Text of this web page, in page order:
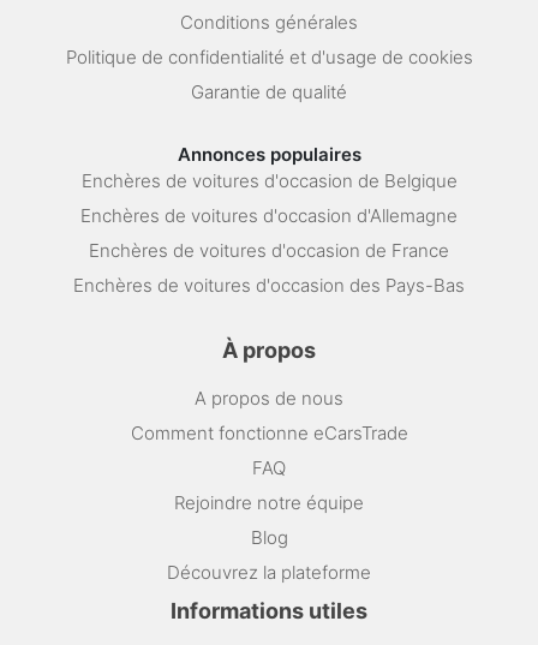
Conditions générales
Politique de confidentialité et d'usage de cookies
Garantie de qualité
Annonces populaires
Enchères de voitures d'occasion de Belgique
Enchères de voitures d'occasion d'Allemagne
Enchères de voitures d'occasion de France
Enchères de voitures d'occasion des Pays-Bas
À propos
A propos de nous
Comment fonctionne eCarsTrade
FAQ
Rejoindre notre équipe
Blog
Découvrez la plateforme
Informations utiles